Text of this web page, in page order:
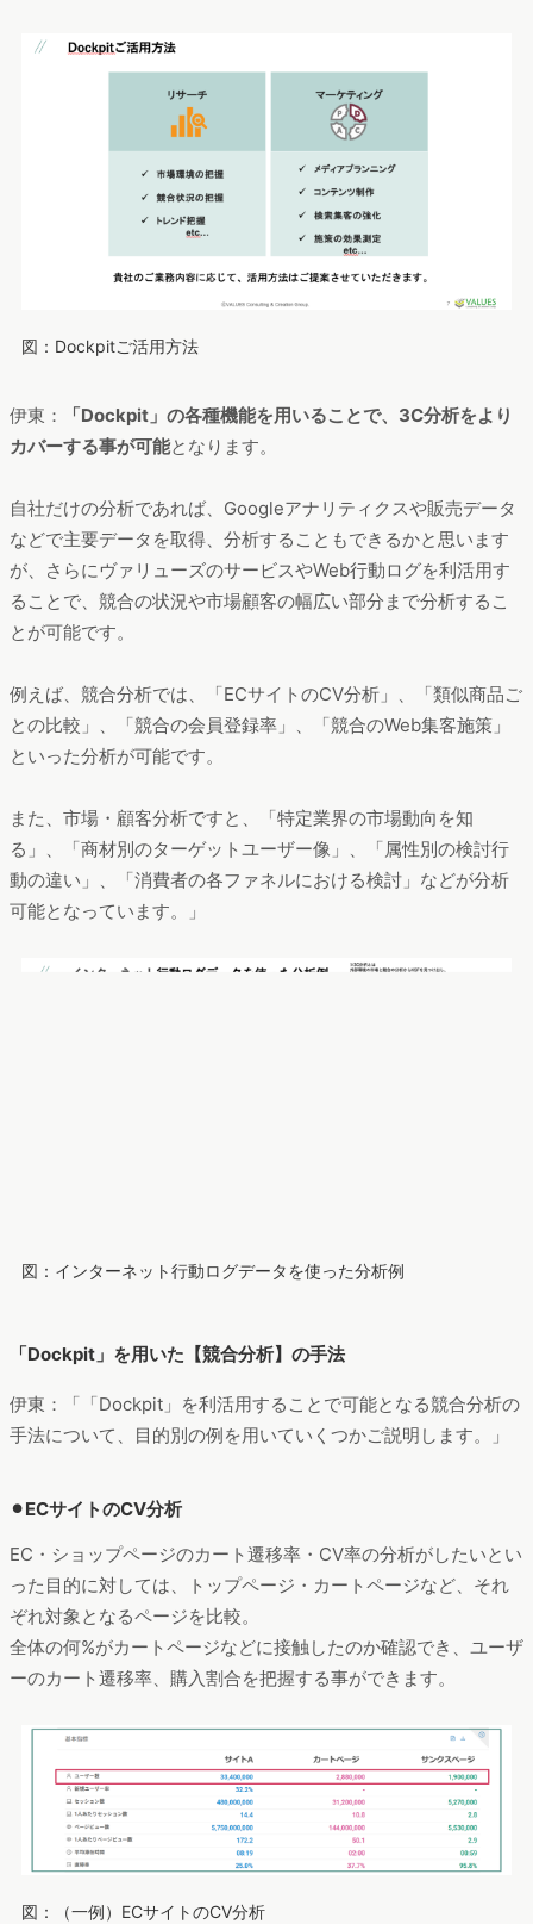
図：Dockpitご活用方法
伊東：
「Dockpit」の各種機能を用いることで、3C分析をより
カバーする事が可能となります。
自社だけの分析であれば、Googleアナリティクスや販売データ
などで主要データを取得、分析することもできるかと思います
が、さらにヴァリューズのサービスやWeb行動ログを利活用す
ることで、競合の状況や市場顧客の幅広い部分まで分析するこ
とが可能です。
例えば、競合分析では、「ECサイトのCV分析」、「類似商品ご
との比較」、「競合の会員登録率」、「競合のWeb集客施策」
といった分析が可能です。
また、市場・顧客分析ですと、「特定業界の市場動向を知
る」、「商材別のターゲットユーザー像」、「属性別の検討行
動の違い」、「消費者の各ファネルにおける検討」などが分析
可能となっています。」
図：インターネット行動ログデータを使った分析例
「Dockpit」を用いた【競合分析】の手法
伊東：「「Dockpit」を利活用することで可能となる競合分析の
手法について、目的別の例を用いていくつかご説明します。」
⚫︎ECサイトのCV分析
EC・ショップページのカート遷移率・CV率の分析がしたいとい
った目的に対しては、トップページ・カートページなど、それ
ぞれ対象となるページを比較。
全体の何%がカートページなどに接触したのか確認でき、ユーザ
ーのカート遷移率、購入割合を把握する事ができます。
図：（一例）ECサイトのCV分析